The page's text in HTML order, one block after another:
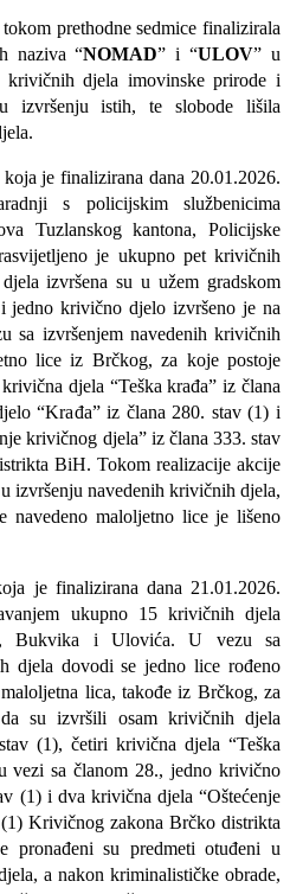
prethodne sedmice finalizirala
naziva “NOMAD” i “ULOV” u
djela imovinske prirode i
izvršenju istih, te slobode lišila
koja je finalizirana dana 20.01.2026.
s policijskim službenicima
Tuzlanskog kantona, Policijske
je ukupno pet krivičnih
izvršena su u užem gradskom
krivično djelo izvršeno je na
sa izvršenjem navedenih krivičnih
lice iz Brčkog, za koje postoje
djela “Teška krađa” iz člana
“Krađa” iz člana 280. stav (1) i
krivičnog djela” iz člana 333. stav
BiH. Tokom realizacije akcije
izvršenju navedenih krivičnih djela,
navedeno maloljetno lice je lišeno
je finalizirana dana 21.01.2026.
ukupno 15 krivičnih djela
Bukvika i Ulovića. U vezu sa
djela dovodi se jedno lice rođeno
lica, takođe iz Brčkog, za
su izvršili osam krivičnih djela
(1), četiri krivična djela “Teška
vezi sa članom 28., jedno krivično
(1) i dva krivična djela “Oštećenje
Krivičnog zakona Brčko distrikta
pronađeni su predmeti otuđeni u
a nakon kriminalističke obrade,